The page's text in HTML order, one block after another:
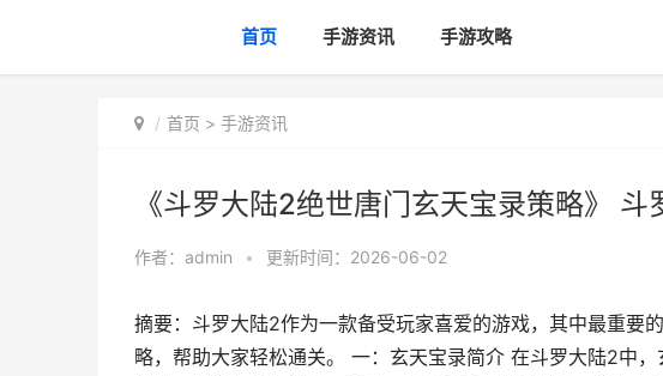
首页 手游资讯 手游攻略
首页 > 手游资讯
《斗罗大陆2绝世唐门玄天宝录策略》
作者： admin • 更新时间：2026-06-02
摘要：斗罗大陆2作为一款备受玩家喜爱的游戏，其中最重要
略，帮助大家轻松通关。 一：玄天宝录简介 在斗罗大陆2中